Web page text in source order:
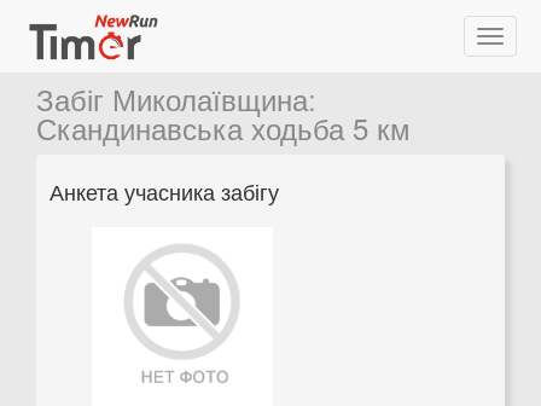
Забіг Миколаївщина:
Скандинавська ходьба 5 км
Анкета учасника забігу